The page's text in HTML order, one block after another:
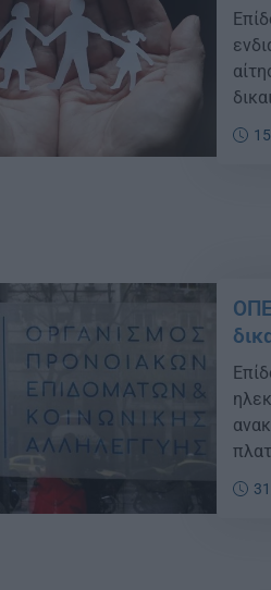
δεν